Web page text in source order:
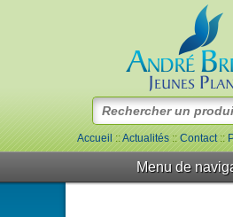
Accueil::Actualités::Contact::
Menu de